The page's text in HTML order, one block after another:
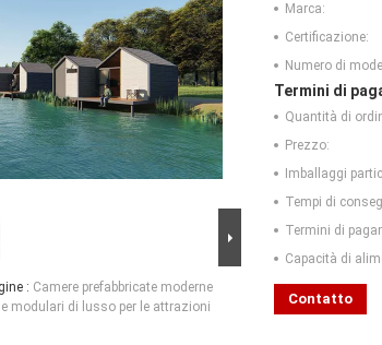
: Camere prefabbricate moderne
modulari di lusso per le attrazioni
Marca:
Certificazione:
Numero di
Termini di
Quantità di
Prezzo:
Imballaggi
Tempi di
Termini di
Capacità di
Contatto